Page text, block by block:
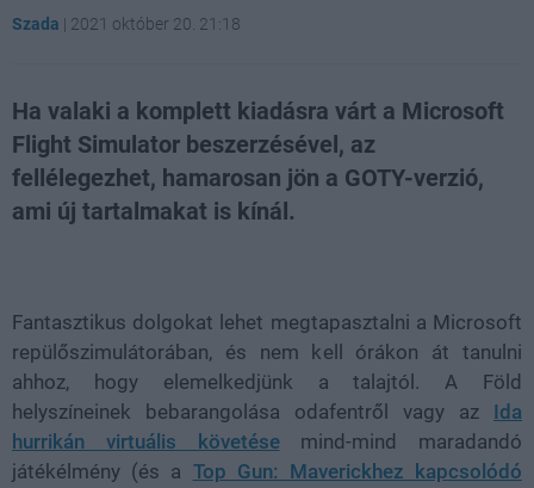
Szada | 2021 október 20. 21:18
Ha valaki a komplett kiadásra várt a Microsoft
Flight Simulator beszerzésével, az
fellélegezhet, hamarosan jön a GOTY-verzió,
ami új tartalmakat is kínál.
Fantasztikus dolgokat lehet megtapasztalni a Microsoft
repülőszimulátorában, és nem kell órákon át tanulni
ahhoz, hogy elemelkedjünk a talajtól. A Föld
helyszíneinek bebarangolása odafentről vagy az Ida
hurrikán virtuális követésemind-mind maradandó
játékélmény (és a Top Gun: Maverickhez kapcsolódó